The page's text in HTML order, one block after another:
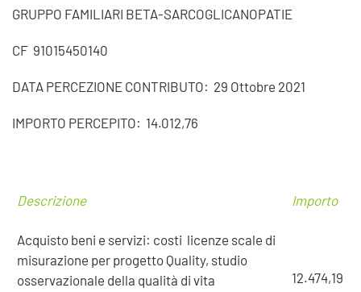
GRUPPO FAMILIARI BETA-SARCOGLICANOPATIE
CF 91015450140
DATA PERCEZIONE CONTRIBUTO: 29 Ottobre 2021
IMPORTO PERCEPITO: 14.012,76
Descrizione Importo
Acquisto beni e servizi: costi licenze scale di
misurazione per progetto Quality, studio
osservazionale della qualità di vita
12.474,19